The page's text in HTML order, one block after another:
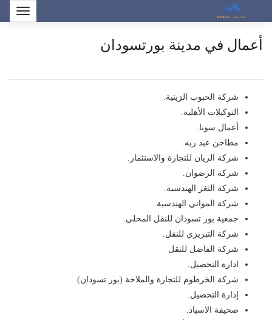
أعمال في مدينة بورتسودان
شركة الحبوب الزيتية.
التوكيلات الأهلية.
أعمال سونا.
مطاحن عبد ربه.
شركة الريان للتجارة والاستثمار.
شركة الرضوان.
شركة الثغر الهندسية.
شركة المواني الهندسية.
جمعية بور تسودان للنقل المحلي.
شركة التبريزي للنقل.
شركة الفاضل للنقل
ادارة التحصيل.
شركة الخرطوم للتجارة والملاحة (بور تسودان).
إدارة التحصيل.
صحيفة الاسياد.